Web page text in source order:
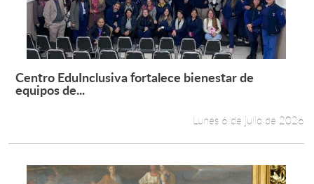
Leer más +
Centro EduInclusiva fortalece bienestar de
equipos de...
Lunes 6 de julio de 2026